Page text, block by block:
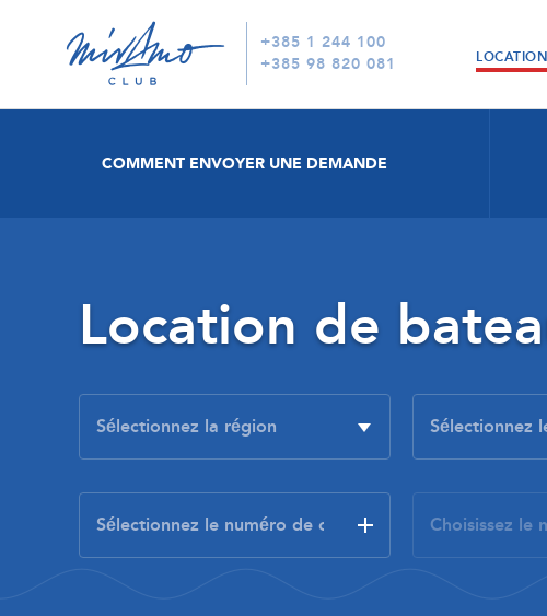
+385 1 244 100
+385 98 820 081
COMMENT ENVOYER UNE DEMANDE
Location de